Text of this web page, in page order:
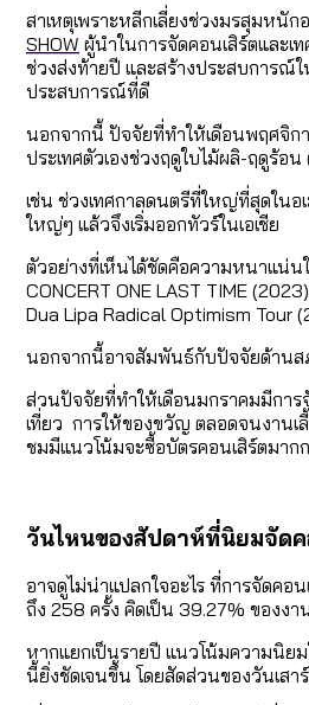
สาเหตุเพราะหลีกเลี่ยงช่วงมรสุมหนั
SHOW ผู้นำในการจัดคอนเสิร์ตและ
ช่วงส่งท้ายปี และสร้างประสบการณ์ใ
ประสบการณ์ที่ดี
นอกจากนี้ ปัจจัยที่ทำให้เดือนพฤศจิก
ประเทศตัวเองช่วงฤดูใบไม้ผลิ-ฤดูร้อ
เช่น ช่วงเทศกาลดนตรีที่ใหญ่ที่สุดใน
ใหญ่ๆ แล้วจึงเริ่มออกทัวร์ในเอเชีย
ตัวอย่างที่เห็นได้ชัดคือความหนาแน่นใ
CONCERT ONE LAST TIME
Dua Lipa Radical Optimism Tour
นอกจากนี้อาจสัมพันธ์กับปัจจัยด้านสภ
ส่วนปัจจัยที่ทำให้เดือนมกราคมมีการ
เที่ยว การให้ของขวัญ ตลอดจนงานเ
ชมมีแนวโน้มจะซื้อบัตรคอนเสิร์ตมาก
วันไหนของสัปดาห์ที่นิยมจัดค
อาจดูไม่น่าแปลกใจอะไร ที่การจัดค
ถึง 258 ครั้ง คิดเป็น 39.27% ของง
หากแยกเป็นรายปี แนวโน้มความนิย
นี้ยิ่งชัดเจนขึ้น โดยสัดส่วนของวันเส